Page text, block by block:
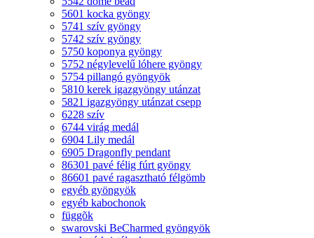
5601 kocka gyöngy
5741 szív gyöngy
5742 szív gyöngy
5750 koponya gyöngy
5752 négylevelű lóhere gyöngy
5754 pillangó gyöngyök
5810 kerek igazgyöngy utánzat
5821 igazgyöngy utánzat csepp
6228 szív
6744 virág medál
6904 Lily medál
6905 Dragonfly pendant
86301 pavé félig fúrt gyöngy
86601 pavé ragasztható félgömb
egyéb gyöngyök
egyéb kabochonok
függõk
swarovski BeCharmed gyöngyök